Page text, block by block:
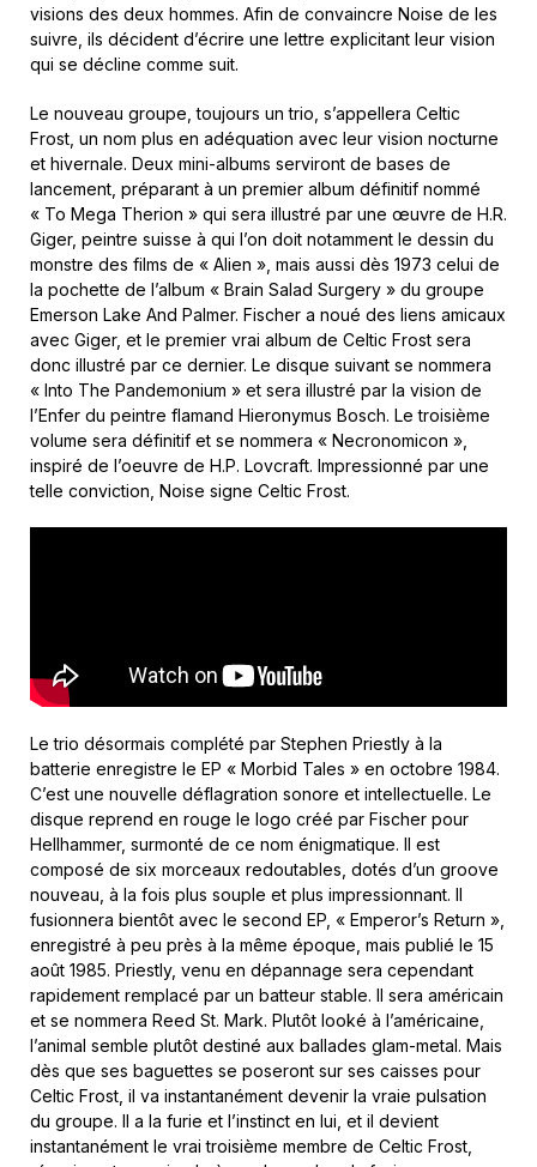
visions des deux hommes. Afin de convaincre Noise de les
suivre, ils décident d’écrire une lettre explicitant leur vision
qui se décline comme suit.
Le nouveau groupe, toujours un trio, s’appellera Celtic
Frost, un nom plus en adéquation avec leur vision nocturne
et hivernale. Deux mini-albums serviront de bases de
lancement, préparant à un premier album définitif nommé
« To Mega Therion » qui sera illustré par une œuvre de H.R.
Giger, peintre suisse à qui l’on doit notamment le dessin du
monstre des films de « Alien », mais aussi dès 1973 celui de
la pochette de l’album « Brain Salad Surgery » du groupe
Emerson Lake And Palmer. Fischer a noué des liens amicaux
avec Giger, et le premier vrai album de Celtic Frost sera
donc illustré par ce dernier. Le disque suivant se nommera
« Into The Pandemonium » et sera illustré par la vision de
l’Enfer du peintre flamand Hieronymus Bosch. Le troisième
volume sera définitif et se nommera « Necronomicon »,
inspiré de l’oeuvre de H.P. Lovcraft. Impressionné par une
telle conviction, Noise signe Celtic Frost.
Le trio désormais complété par Stephen Priestly à la
batterie enregistre le EP « Morbid Tales » en octobre 1984.
C’est une nouvelle déflagration sonore et intellectuelle. Le
disque reprend en rouge le logo créé par Fischer pour
Hellhammer, surmonté de ce nom énigmatique. Il est
composé de six morceaux redoutables, dotés d’un groove
nouveau, à la fois plus souple et plus impressionnant. Il
fusionnera bientôt avec le second EP, « Emperor’s Return »,
enregistré à peu près à la même époque, mais publié le 15
août 1985. Priestly, venu en dépannage sera cependant
rapidement remplacé par un batteur stable. Il sera américain
et se nommera Reed St. Mark. Plutôt looké à l’américaine,
l’animal semble plutôt destiné aux ballades glam-metal. Mais
dès que ses baguettes se poseront sur ses caisses pour
Celtic Frost, il va instantanément devenir la vraie pulsation
du groupe. Il a la furie et l’instinct en lui, et il devient
instantanément le vrai troisième membre de Celtic Frost,